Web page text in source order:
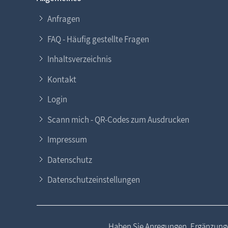
Anfragen
FAQ - Häufig gestellte Fragen
Inhaltsverzeichnis
Kontakt
Login
Scann mich - QR-Codes zum Ausdrucken
Impressum
Datenschutz
Datenschutzeinstellungen